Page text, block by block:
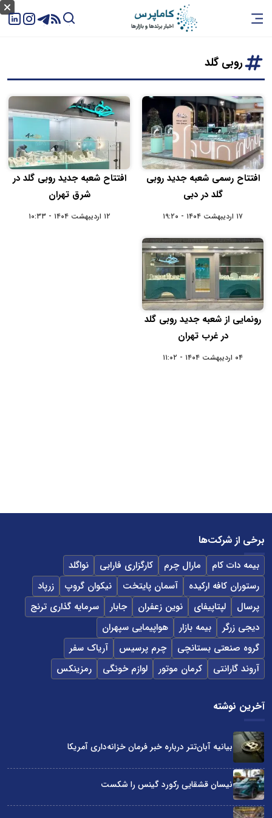
روبی گلد
افتتاح رسمی شعبه جدید روبی
گلد در دبی
۱۷ اردیبهشت ۱۴۰۴ - ۱۹:۲۰
افتتاح شعبه جدید روبی گلد در
شرق تهران
۱۲ اردیبهشت ۱۴۰۴ - ۱۰:۳۳
رونمایی از شعبه جدید روبی گلد
در غرب تهران
۰۴ اردیبهشت ۱۴۰۴ - ۱۱:۰۲
برخی از شرکت‌ها
بیمه دات کام مارال چرم کارگزاری فارابی
نواگلد
رستوران کافه ارکیده
آسمان پایتخت نیکوان گروپ
زرپاد
پرسال
لپتاپیفای نوین زعفران جابار
سرمایه گذاری ترنج
دیجی زرگر
بیمه بازار
هواپیمایی سپهران
گروه صنعتی بستانچی
چرم پرسیس
آریاک سفر
آروند گارانتی
کرمان موتور لوازم خونگی رمزینکس
آخرین نوشته
بیانیه آبان‌تتر درباره خبر فرمان خزانه‌داری آمریکا
نیسان قشقایی رکورد گینس را شکست